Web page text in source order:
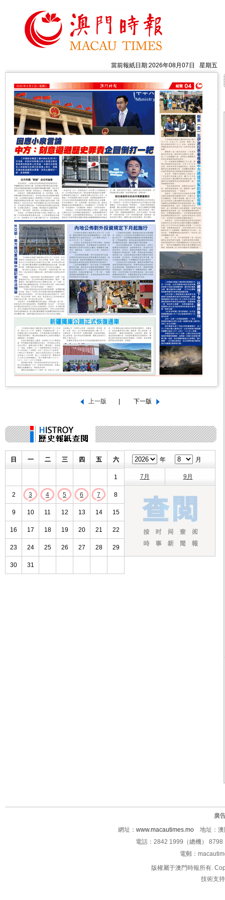
當前報紙日期:2026年08月07日 星期五
日 一 二 三 四 五 六
1
2 3 4 5 6 7 8
9 10 11 12 13 14 15
16 17 18 19 20 21 22
23 24 25 26 27 28 29
30 31
年 月
7月 9月
廣
網址： www.macautimes.mo 地址：澳
電話：2842 1999（總機）
電郵：
版權屬于澳門時報所有.
技術支